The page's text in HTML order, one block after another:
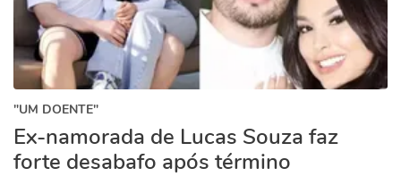
"UM DOENTE"
Ex-namorada de Lucas Souza faz
forte desabafo após término